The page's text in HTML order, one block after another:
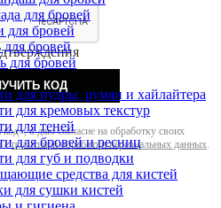
для бровей
для бровей
для бровей
для бровей
для пудры, румян и хайлайтера
для кремовых текстур
для теней
для бровей и ресниц
для губ и подводки
средства для кистей
для сушки кистей
КОД
я даю согласие на обработку своих
сполитикой обработки персональных данных.